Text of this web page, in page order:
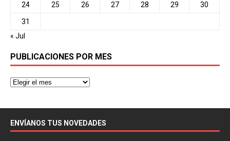
24 25 26 27 28 29 30
31
« Jul
PUBLICACIONES POR MES
ENVÍANOS TUS NOVEDADES